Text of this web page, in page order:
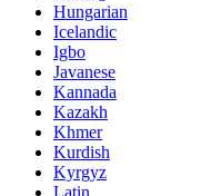
Hungarian
Icelandic
Igbo
Javanese
Kannada
Kazakh
Khmer
Kurdish
Kyrgyz
Latin